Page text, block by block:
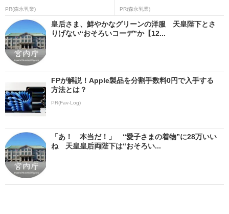
PR(森永乳業) PR(森永乳業)
皇后さま、鮮やかなグリーンの洋服 天皇陛下とさ
りげない“おそろいコーデ”か【12...
FPが解説！Apple製品を分割手数料0円で入手する
方法とは？
PR(Fav-Log)
「あ！ 本当だ！」 “愛子さまの着物”に28万いい
ね 天皇皇后両陛下は“おそろい...